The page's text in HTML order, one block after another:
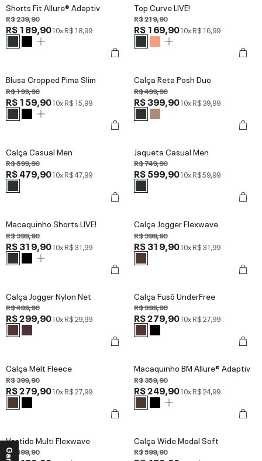
Shorts Fit Allure® Adaptiv
R$ 239,90
R$ 189,9010xR$ 18,99
Top Curve LIVE!
R$ 219,90
R$ 169,9010xR$ 16,99
Blusa Cropped Pima Slim
R$ 199,90
R$ 159,9010xR$ 15,99
Calça Reta Posh Duo
R$ 499,90
R$ 399,9010xR$ 39,99
Calça Casual Men
R$ 599,90
R$ 479,9010xR$ 47,99
Jaqueta Casual Men
R$ 749,90
R$ 599,9010xR$ 59,99
Macaquinho Shorts LIVE!
R$ 399,90
R$ 319,9010xR$ 31,99
Calça Jogger Flexwave
R$ 399,90
R$ 319,9010xR$ 31,99
Calça Jogger Nylon Net
R$ 499,90
R$ 299,9010xR$ 29,99
Calça Fusô UnderFree
R$ 399,90
R$ 279,9010xR$ 27,99
Calça Melt Fleece
R$ 399,90
R$ 279,9010xR$ 27,99
Macaquinho BM Allure® Adaptiv
R$ 359,90
R$ 249,9010xR$ 24,99
Vestido Multi Flexwave
R$ 599,90
Calça Wide Modal Soft
R$ 599,90